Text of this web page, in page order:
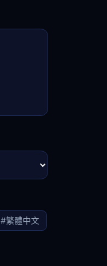
#繁體中文